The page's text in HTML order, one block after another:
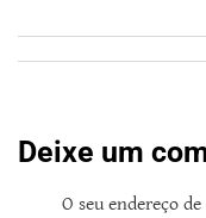
Deixe um
O seu endereço